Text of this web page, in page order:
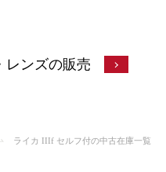
レンズの販売
ライカ IIIf セルフ付の中古在庫一覧